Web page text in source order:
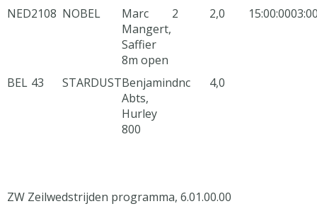
NED2108 NOBEL
Marc
Mangert,
Saffier
8m open
2 2,0 15:00:00
BEL 43 STARDUSTBenjamin
Abts,
Hurley
800
dnc 4,0
ZW Zeilwedstrijden programma, 6.01.00.00